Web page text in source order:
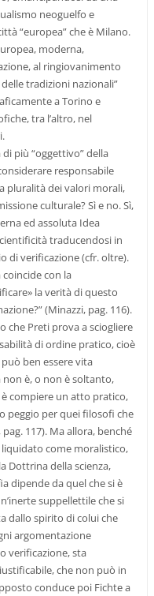
neoguelfo e
“europea” che è Milano.
moderna,
al ringiovanimento
tradizioni nazionali”
a Torino e
tra l’altro, nel
più “oggettivo” della
responsabile
pluralità dei valori morali,
culturale? Sì e no. Sì,
ed assoluta Idea
traducendosi in
di verificazione (cfr. oltre).
coincide con la
la verità di questo
(Minazzi, pag. 116).
che Preti prova a sciogliere
di ordine pratico, cioè
ben essere vita
è, o non è soltanto,
compiere un atto pratico,
peggio per quei filosofi che
117). Ma allora, benché
come moralistico,
Dottrina della scienza,
dipende da quel che si è
suppellettile che si
dallo spirito di colui che
argomentazione
verificazione, sta
che non può in
conduce poi Fichte a